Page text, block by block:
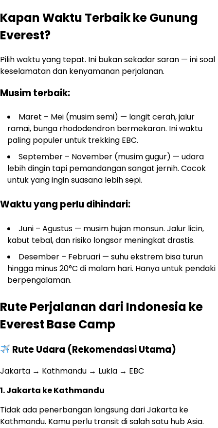
Kapan Waktu Terbaik ke Gunung
Everest?
Pilih waktu yang tepat. Ini bukan sekadar saran — ini soal
keselamatan dan kenyamanan perjalanan.
Musim terbaik:
Maret – Mei (musim semi) — langit cerah, jalur
ramai, bunga rhododendron bermekaran. Ini waktu
paling populer untuk trekking EBC.
September – November (musim gugur) — udara
lebih dingin tapi pemandangan sangat jernih. Cocok
untuk yang ingin suasana lebih sepi.
Waktu yang perlu dihindari:
Juni – Agustus — musim hujan monsun. Jalur licin,
kabut tebal, dan risiko longsor meningkat drastis.
Desember – Februari — suhu ekstrem bisa turun
hingga minus 20°C di malam hari. Hanya untuk pendaki
berpengalaman.
Rute Perjalanan dari Indonesia ke
Everest Base Camp
Rute Udara (Rekomendasi Utama)
Jakarta → Kathmandu → Lukla → EBC
1. Jakarta ke Kathmandu
Tidak ada penerbangan langsung dari Jakarta ke
Kathmandu. Kamu perlu transit di salah satu hub Asia.